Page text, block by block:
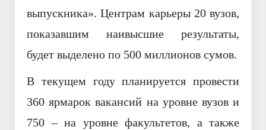
выпускника». Центрам карьеры 20 вузов,
показавшим наивысшие результаты,
будет выделено по 500 миллионов сумов.
В текущем году планируется провести
360 ярмарок вакансий на уровне вузов и
750 – на уровне факультетов, а также